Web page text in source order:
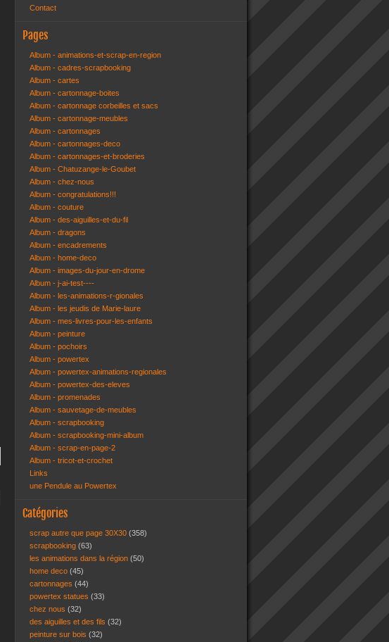
Contact
Pages
Album - animations-et-scrap-en-region
Album - cadres-scrapbooking
Album - cartes
Album - cartonnage-boites
Album - cartonnage corbeilles et sacs
Album - cartonnage-meubles
Album - cartonnages
Album - cartonnages-deco
Album - cartonnages-et-broderies
Album - Chatuzange-le-Goubet
Album - chez-nous
Album - congratulations!!!
Album - couture
Album - des-aiguilles-et-du-fil
Album - dragons
Album - encadrements
Album - home-deco
Album - images-du-jour-en-drome
Album - j-ai-test----
Album - les-animations-r-gionales
Album - les jeudis de Marie-laure
Album - mes-livres-pour-les-enfants
Album - peinture
Album - pochoirs
Album - powertex
Album - powertex-animations-regionales
Album - powertex-des-eleves
Album - promenades
Album - sauvetage-de-meubles
Album - scrapbooking
Album - scrapbooking-mini-album
Album - scrap-en-page-2
Album - tricot-et-crochet
Links
une Pendule au Powertex
Catégories
scrap autre que page 30X30 (358)
scrapbooking (63)
les animations dans la région (50)
home deco (45)
cartonnages (44)
powertex statues (33)
chez nous (32)
des aiguilles et des fils (32)
peinture sur bois (32)